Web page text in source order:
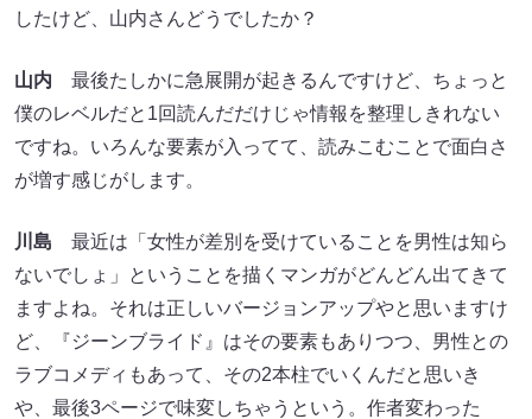
したけど、山内さんどうでしたか？
山内 最後たしかに急展開が起きるんですけど、ちょっと
僕のレベルだと1回読んだだけじゃ情報を整理しきれない
ですね。いろんな要素が入ってて、読みこむことで面白さ
が増す感じがします。
川島 最近は「女性が差別を受けていることを男性は知ら
ないでしょ」ということを描くマンガがどんどん出てきて
ますよね。それは正しいバージョンアップやと思いますけ
ど、『ジーンブライド』はその要素もありつつ、男性との
ラブコメディもあって、その2本柱でいくんだと思いき
や、最後3ページで味変しちゃうという。作者変わった